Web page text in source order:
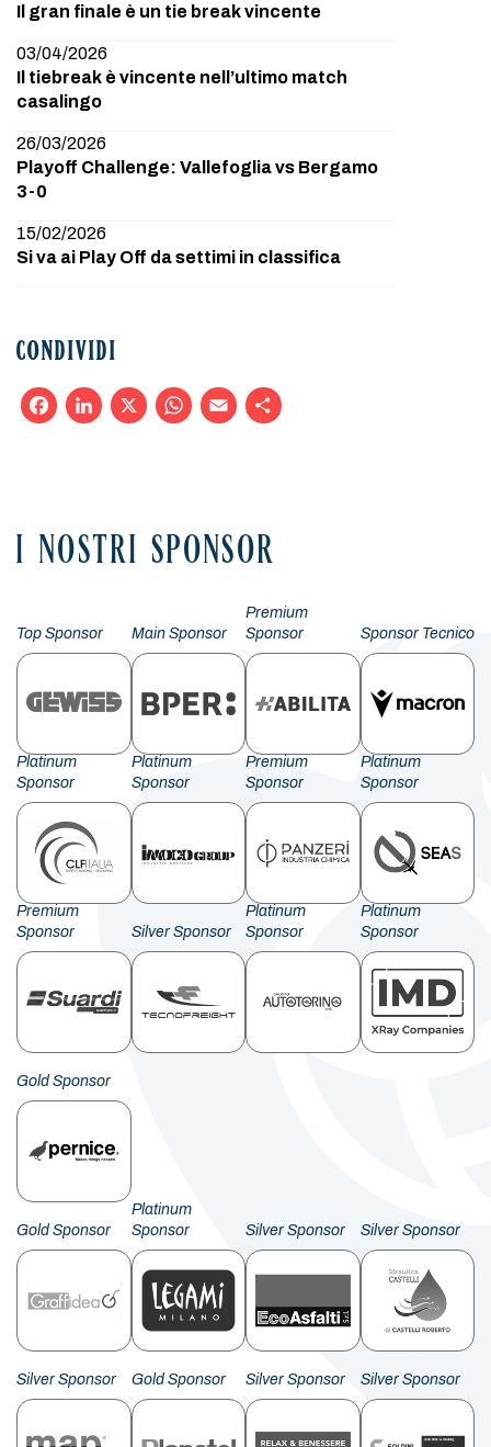
Il gran finale è un tie break vincente
03/04/2026
Il tiebreak è vincente nell’ultimo match
casalingo
26/03/2026
Playoff Challenge: Vallefoglia vs Bergamo
3-0
15/02/2026
Si va ai Play Off da settimi in classifica
CONDIVIDI
I NOSTRI SPONSOR
Top Sponsor Main Sponsor
Premium
Sponsor
Sponsor Tecnico
Platinum
Sponsor
Platinum
Sponsor
Premium
Sponsor
Platinum
Sponsor
Premium
Sponsor
Silver Sponsor
Platinum
Sponsor
Platinum
Sponsor
Gold Sponsor
Gold Sponsor
Platinum
Sponsor
Silver Sponsor Silver Sponsor
Silver Sponsor Gold Sponsor Silver Sponsor Silver Sponsor